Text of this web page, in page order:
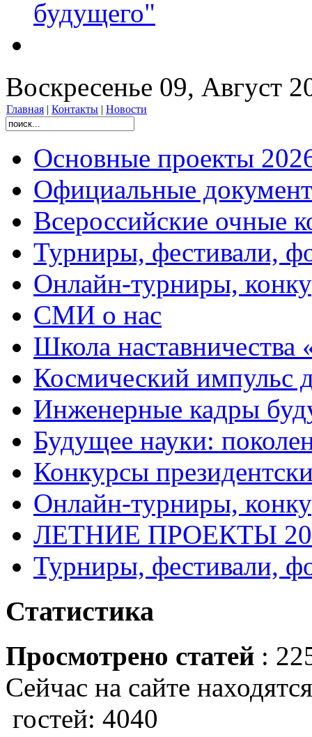
будущего"
Воскресенье 09, Август
Главная | Контакты | Новости
Основные проекты
Официальные
Всероссийские очные
Турниры, фестивали,
Онлайн-турниры,
СМИ о нас
Школа
Космический импульс
Инженерные кадры
Будущее науки:
Конкурсы
Онлайн-турниры,
ЛЕТНИЕ ПРОЕКТЫ
Турниры, фестивали,
Статистика
Просмотрено статей :
Сейчас на сайте
гостей: 4040